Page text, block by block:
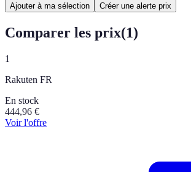
Ajouter à ma sélection Créer une alerte prix
Comparer les prix(1)
1
Rakuten FR
En stock
444,96 €
Voir l'offre